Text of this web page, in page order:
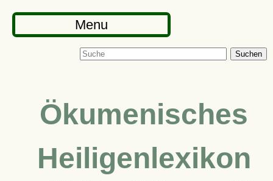
Menu
Suchen
Ökumenisches
Heiligenlexikon